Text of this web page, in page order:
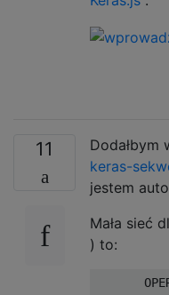
11
Dodałbym
keras-
jestem
Mała sieć
) to: